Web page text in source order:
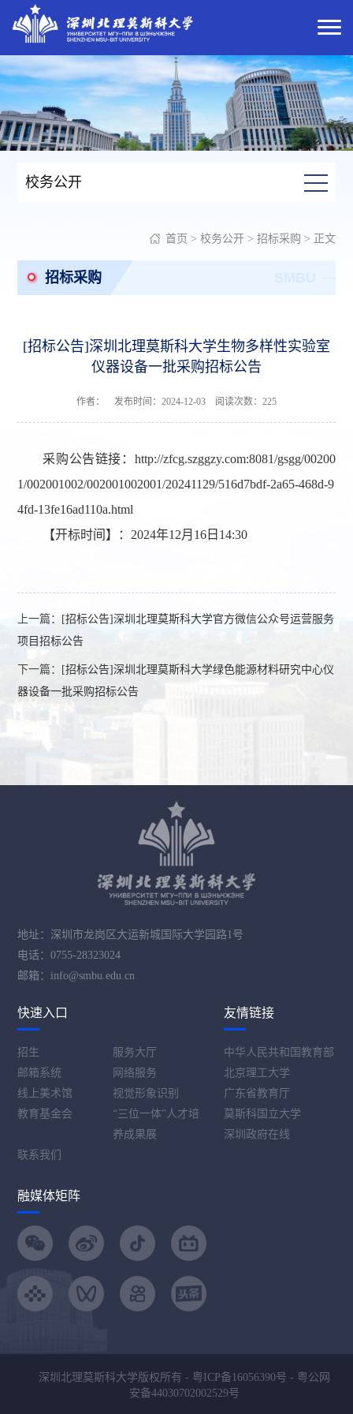
校务公开
首页 > 校务公开> 招标采购 > 正文
招标采购
[招标公告]深圳北理莫斯科大学生物多样性实验室
仪器设备一批采购招标公告
作者： 发布时间：2024-12-03 阅读次数： 225
采购公告链接： http://zfcg.szggzy.com:8081/gsgg/00200
1/002001002/002001002001/20241129/516d7bdf-2a65-468d-9
4fd-13fe16ad110a.html
【开标时间】：2024年12月16日14:30
上一篇：
[招标公告]深圳北理莫斯科大学官方微信公众号运营服务
项目招标公告
下一篇：
[招标公告]深圳北理莫斯科大学绿色能源材料研究中心仪
器设备一批采购招标公告
地址：深圳市龙岗区大运新城国际大学园路1号
电话：0755-28323024
邮箱：info@smbu.edu.cn
快速入口
招生
服务大厅
邮箱系统
网络服务
线上美术馆
视觉形象识别
教育基金会
“三位一体”人才培
养成果展
联系我们
友情链接
中华人民共和国教育部
北京理工大学
广东省教育厅
莫斯科国立大学
深圳政府在线
融媒体矩阵
深圳北理莫斯科大学版权所有 - 粤ICP备16056390号 - 粤公网
安备44030702002529号